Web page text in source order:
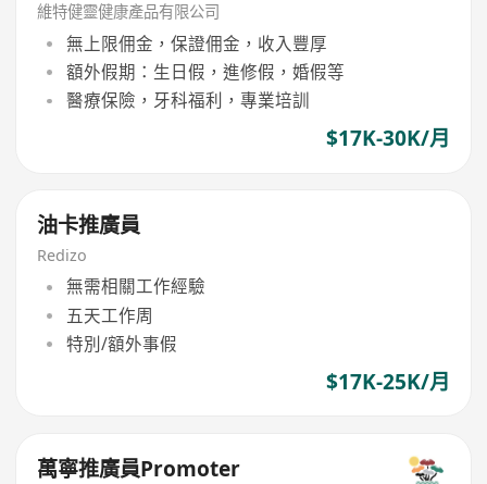
維特健靈健康產品有限公司
無上限佣金，保證佣金，收入豐厚
額外假期：生日假，進修假，婚假等
醫療保險，牙科福利，專業培訓
$17K-30K/月
油卡推廣員
Redizo
無需相關工作經驗
五天工作周
特別/額外事假
$17K-25K/月
萬寧推廣員Promoter